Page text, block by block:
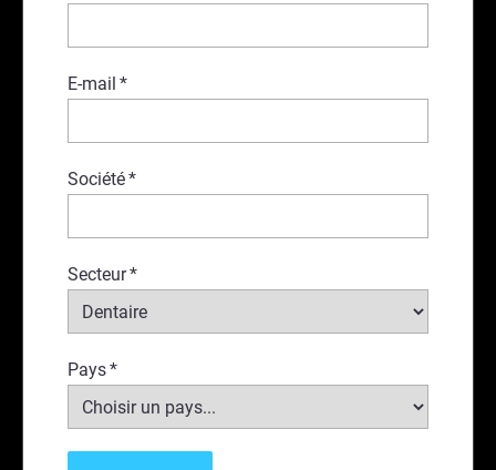
E-mail *
Société*
Secteur*
Pays*